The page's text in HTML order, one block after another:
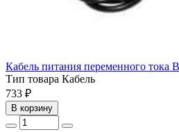
Кабель питания переменного тока
Тип товара Кабель
733 ₽
В корзину